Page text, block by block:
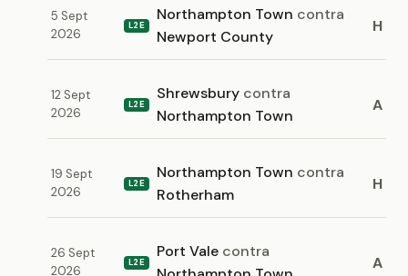
5 Sept
2026
L2E
Northampton Town contra
Newport County
H
12 Sept
2026
L2E
Shrewsbury contra
Northampton Town
A
19 Sept
2026
L2E
Northampton Town contra
Rotherham
H
26 Sept
2026
L2E
Port Vale contra
A